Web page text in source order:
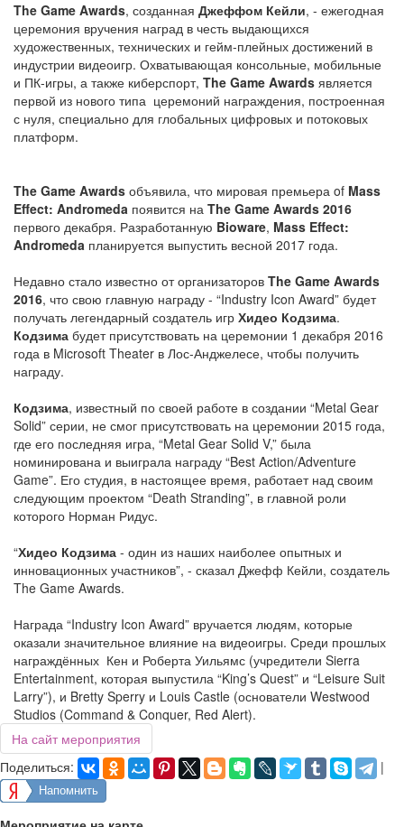
The Game Awards, созданная Джеффом Кейли, - ежегодная
церемония вручения наград в честь выдающихся
художественных, технических и гейм-плейных достижений в
индустрии видеоигр. Охватывающая консольные, мобильные
и ПК-игры, а также киберспорт, The Game Awards является
первой из нового типа церемоний награждения, построенная
с нуля, специально для глобальных цифровых и потоковых
платформ.
The Game Awards объявила, что мировая премьера of Mass
Effect: Andromeda появится на The Game Awards 2016
первого декабря. Разработанную Bioware, Mass Effect:
Andromeda планируется выпустить весной 2017 года.
Недавно стало известно от организаторов The Game Awards
2016, что свою главную награду - “Industry Icon Award” будет
получать легендарный создатель игр Хидео Кодзима.
Кодзима будет присутствовать на церемонии 1 декабря 2016
года в Microsoft Theater в Лос-Анджелесе, чтобы получить
награду.
Кодзима, известный по своей работе в создании “Metal Gear
Solid” серии, не смог присутствовать на церемонии 2015 года,
где его последняя игра, “Metal Gear Solid V,” была
номинирована и выиграла награду “Best Action/Adventure
Game”. Его студия, в настоящее время, работает над своим
следующим проектом “Death Stranding”, в главной роли
которого Норман Ридус.
“Хидео Кодзима - один из наших наиболее опытных и
инновационных участников”, - сказал Джефф Кейли, создатель
The Game Awards.
Награда “Industry Icon Award” вручается людям, которые
оказали значительное влияние на видеоигры. Среди прошлых
награждённых Кен и Роберта Уильямс (учредители Sierra
Entertainment, которая выпустила “King’s Quest” и “Leisure Suit
Larry”), и Bretty Sperry и Louis Castle (основатели Westwood
Studios (Command & Conquer, Red Alert).
На сайт мероприятия
Поделиться:
|
Напомнить